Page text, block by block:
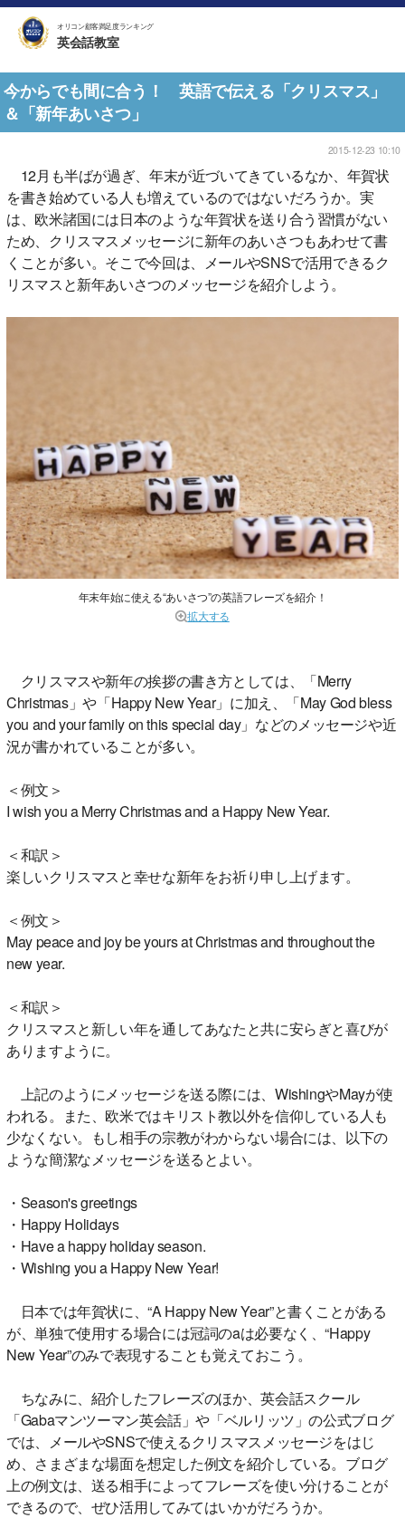
オリコン顧客満足度ランキング
英会話教室
今からでも間に合う！ 英語で伝える「クリスマス」
＆「新年あいさつ」
2015-12-23 10:10
12月も半ばが過ぎ、年末が近づいてきているなか、年賀状
を書き始めている人も増えているのではないだろうか。実
は、欧米諸国には日本のような年賀状を送り合う習慣がない
ため、クリスマスメッセージに新年のあいさつもあわせて書
くことが多い。そこで今回は、メールやSNSで活用できるク
リスマスと新年あいさつのメッセージを紹介しよう。
年末年始に使える“あいさつ”の英語フレーズを紹介！
拡大する
クリスマスや新年の挨拶の書き方としては、「Merry
Christmas」や「Happy New Year」に加え、「May God bless
you and your family on this special day」などのメッセージや近
況が書かれていることが多い。
＜例文＞
I wish you a Merry Christmas and a Happy New Year.
＜和訳＞
楽しいクリスマスと幸せな新年をお祈り申し上げます。
＜例文＞
May peace and joy be yours at Christmas and throughout the
new year.
＜和訳＞
クリスマスと新しい年を通してあなたと共に安らぎと喜びが
ありますように。
上記のようにメッセージを送る際には、WishingやMayが使
われる。また、欧米ではキリスト教以外を信仰している人も
少なくない。もし相手の宗教がわからない場合には、以下の
ような簡潔なメッセージを送るとよい。
・Season's greetings
・Happy Holidays
・Have a happy holiday season.
・Wishing you a Happy New Year!
日本では年賀状に、“A Happy New Year”と書くことがある
が、単独で使用する場合には冠詞のaは必要なく、“Happy
New Year”のみで表現することも覚えておこう。
ちなみに、紹介したフレーズのほか、英会話スクール
「Gabaマンツーマン英会話」や「ベルリッツ」の公式ブログ
では、メールやSNSで使えるクリスマスメッセージをはじ
め、さまざまな場面を想定した例文を紹介している。ブログ
上の例文は、送る相手によってフレーズを使い分けることが
できるので、ぜひ活用してみてはいかがだろうか。